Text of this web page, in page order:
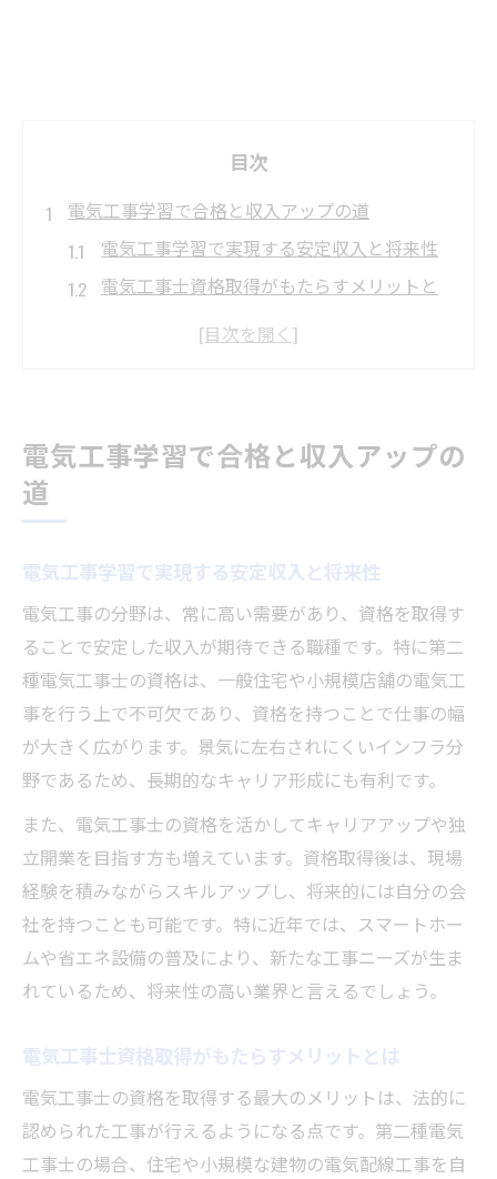
目次
電気工事学習で合格と収入アップの道
電気工事学習で実現する安定収入と将来性
電気工事士資格取得がもたらすメリットと
理由
電気工事士勉強サイトやアプリの活用方法
電気工事士2種合格に必要な勉強期間の目安
電気工事士学習に効果的な過去問対策のコ
ツ
電気工事士2種合格者が実践した勉強スケジ
ュール
独学で電気工事士に挑むコツを伝授
電気工事独学でも合格を目指せる理由と心
得
電気工事士2種独学におすすめの勉強法
電気工事士勉強サイトとアプリで独学を強
方
独学初心者が陥りやすい電気工事学習の落
とし穴
スキマ時間活用の効率的な電気工事学習
電気工事学習で合格と収入アップの
道
電気工事学習で実現する安定収入と将来性
電気工事の分野は、常に高い需要があり、資格を取得す
ることで安定した収入が期待できる職種です。特に第二
種電気工事士の資格は、一般住宅や小規模店舗の電気工
事を行う上で不可欠であり、資格を持つことで仕事の幅
が大きく広がります。景気に左右されにくいインフラ分
野であるため、長期的なキャリア形成にも有利です。
また、電気工事士の資格を活かしてキャリアアップや独
立開業を目指す方も増えています。資格取得後は、現場
経験を積みながらスキルアップし、将来的には自分の会
社を持つことも可能です。特に近年では、スマートホー
ムや省エネ設備の普及により、新たな工事ニーズが生ま
れているため、将来性の高い業界と言えるでしょう。
電気工事士資格取得がもたらすメリットとは
電気工事士の資格を取得する最大のメリットは、法的に
認められた工事が行えるようになる点です。第二種電気
工事士の場合、住宅や小規模な建物の電気配線工事を自